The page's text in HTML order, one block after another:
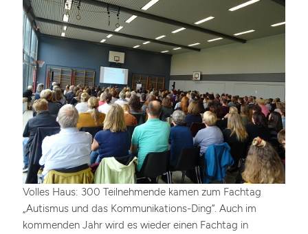
Volles Haus: 300 Teilnehmende kamen zum Fachtag
„Autismus und das Kommunikations-Ding“. Auch im
kommenden Jahr wird es wieder einen Fachtag in